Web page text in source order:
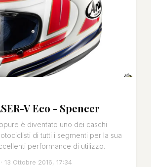
V Eco - Spencer
è diventato uno dei caschi
di tutti i segmenti per la sua
performance di utilizzo.
· 13 Ottobre 2016, 17:34